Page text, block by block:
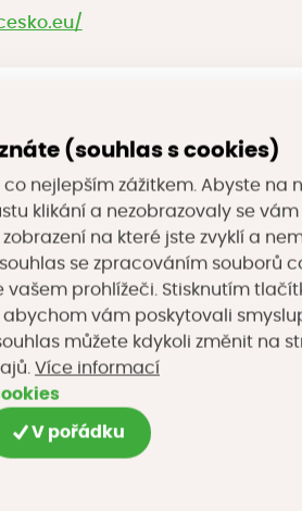
(souhlas s cookies)
nejlepším zážitkem. Abyste na
klikání a nezobrazovaly se
na které jste zvyklí a
se zpracováním souborů
prohlížeči. Stisknutím
vám poskytovali
můžete kdykoli změnit na
Více informací
V pořádku